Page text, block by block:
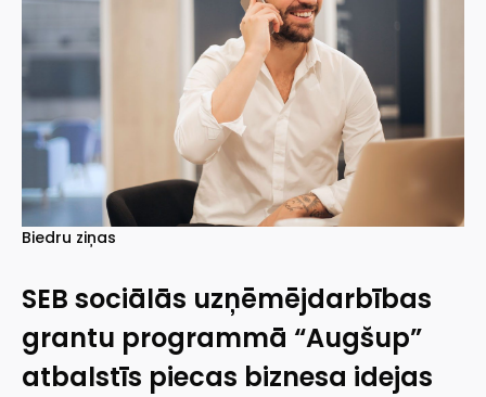
Biedru ziņas
SEB sociālās uzņēmējdarbības
grantu programmā “Augšup”
atbalstīs piecas biznesa idejas